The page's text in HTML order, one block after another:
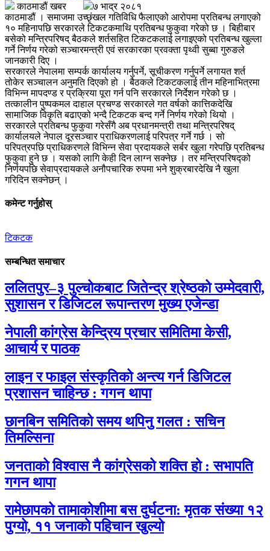
काठमाडौं खबर
७ भाद्र २०८१
काठमाडौं । समाजमा उच्छृंखल गतिविधि फैलाएको आरोपमा प्रतिबन्ध लगाएको
१० महिनापछि सरकारले टिकटकमाथि प्रतिबन्ध फुकुवा गरेको छ । बिहीबार
बसेको मन्त्रिपरिषद् बैठकले शर्तसहित टिकटकलाई लगाइएको प्रतिबन्ध खुल्ला
गर्ने निर्णय गरेको सञ्चारमन्त्री एवं सरकारका प्रवक्ता पृथ्वी सुब्बा गुरुङले
जानकारी दिए ।
सरकारले नेपालमा सम्पर्क कार्यालय गर्नुपर्ने, सूचीकरण गर्नुपर्ने लगायत शर्त
तोकेर सञ्चालन अनुमति दिएको हो । बैठकले टिकटकलाई तीन महिनाभित्रमा
विभिन्न मापदण्ड र प्रक्रिया पूरा गर्न पनि सरकारले निर्देशन गरेको छ ।
तत्कालीन पुष्पकमल दाहाल प्रचण्ड सरकारले गत वर्षको कात्तिकदेखि
सामाजिक विकृति बढाएको भन्दै टिकटक बन्द गर्ने निर्णय गरेको थियो ।
सरकारले प्रतिबन्ध फुकुवा गरेसँगै अब प्रधानमन्त्री तथा मन्त्रिपरिषद्
कार्यालयले नेपाल दूरसञ्चार प्राधिकरणलाई परिपत्र गर्ने गर्छ । सो
परिपत्रपछि प्राधिकरणले विभिन्न सेवा प्रदायकले सर्बर खुला गरेपछि प्रतिबन्ध
फुकुवा हुने छ । यसको लागि केही दिन लाग्न सक्नेछ । तर मन्त्रिपरिषद्को
निर्णयपछि सेवाप्रदायकले अनौपचारिक रुपमा भने शुक्रबारदेखि नै खुला
गरिदिन सक्नेछन् ।
कमेन्ट गर्नुहोस्
टिकटक
सम्बन्धित समाचार
ललितपुर–३ पुल्चोकबाट जितेन्द्र श्रेष्ठको उम्मेदवारी,
सुशासन र डिजिटल रूपान्तरण मुख्य एजेन्डा
नेपाली कांग्रेस केन्द्रिय प्रचार समितिमा केसी,
आचार्य र पाठक
लाइन र फाइल संस्कृतिको अन्त्य गर्न डिजिटल
प्रशासन चाहिन्छ : गगन थापा
छानबिन समितिको समय थपिनु गलत : सचिन
तिमल्सिना
जनताको विश्वास नै कांग्रेसको शक्ति हो : सभापति
गगन थापा
रामेछापको तामाकोशीमा बस दुर्घटना: मृतक संख्या १२
पुग्यो, ११ जनाको पहिचान खुल्यो